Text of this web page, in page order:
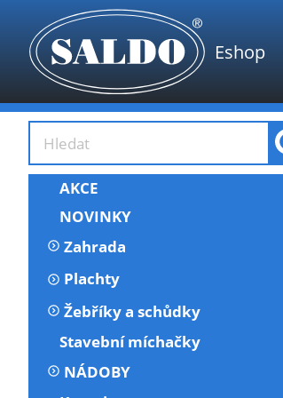
Eshop
AKCE
NOVINKY
Zahrada
Plachty
Žebříky a schůdky
Stavební míchačky
NÁDOBY